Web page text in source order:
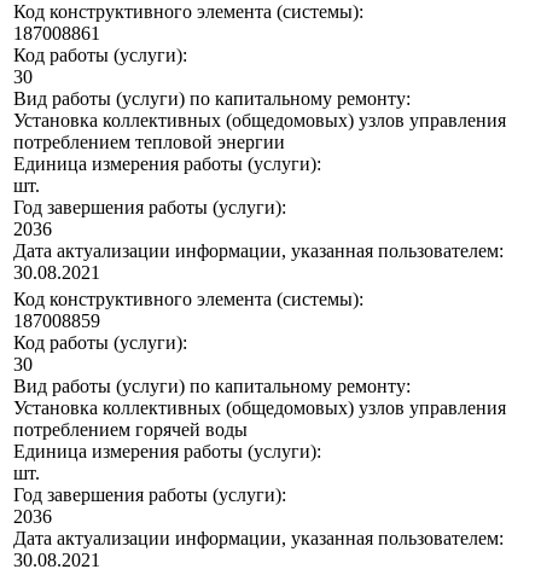
Код конструктивного элемента (системы):
187008861
Код работы (услуги):
30
Вид работы (услуги) по капитальному ремонту:
Установка коллективных (общедомовых) узлов управления
потреблением тепловой энергии
Единица измерения работы (услуги):
шт.
Год завершения работы (услуги):
2036
Дата актуализации информации, указанная пользователем:
30.08.2021
Код конструктивного элемента (системы):
187008859
Код работы (услуги):
30
Вид работы (услуги) по капитальному ремонту:
Установка коллективных (общедомовых) узлов управления
потреблением горячей воды
Единица измерения работы (услуги):
шт.
Год завершения работы (услуги):
2036
Дата актуализации информации, указанная пользователем:
30.08.2021